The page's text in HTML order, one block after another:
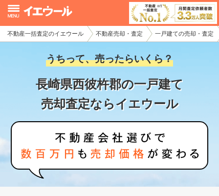
不動産一括査定のイエウール 不動産売却・査定 一戸建ての売却・査定
うちって、売ったらいくら？
長崎県西彼杵郡の一戸建て
売却査定ならイエウール
イエウール加盟希望の不動産会社様
初めての方へ
不動産売却の流れ
不動産の売却・一括査定
家査定シミュレーター
お問い合わせ